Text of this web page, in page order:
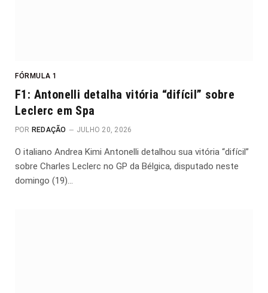
FÓRMULA 1
F1: Antonelli detalha vitória “difícil” sobre
Leclerc em Spa
POR REDAÇÃO JULHO 20, 2026
O italiano Andrea Kimi Antonelli detalhou sua vitória “difícil”
sobre Charles Leclerc no GP da Bélgica, disputado neste
domingo (19)…